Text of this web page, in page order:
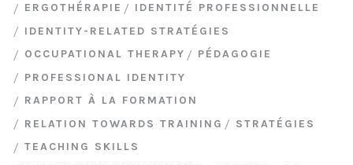
ERGOTHÉRAPIE
IDENTITÉ PROFESSIONNELLE
IDENTITY-RELATED STRATÉGIES
OCCUPATIONAL THERAPY
PÉDAGOGIE
PROFESSIONAL IDENTITY
RAPPORT À LA FORMATION
RELATION TOWARDS TRAINING
STRATÉGIES
TEACHING SKILLS